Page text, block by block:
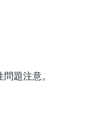
題注意。